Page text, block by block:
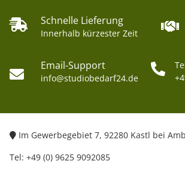
Schnelle Lieferung
Innerhalb kürzester Zeit
Email-Support
info@studiobedarf24.de
Im Gewerbegebiet 7, 92280 Kastl bei
Tel: +49 (0) 9625 9092085